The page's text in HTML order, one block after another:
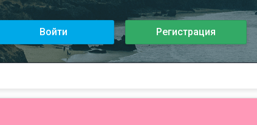
Войти Регистрация